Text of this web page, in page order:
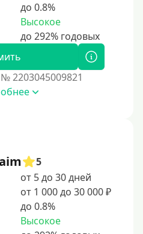
до 0.8%
Высокое
2203045009821
5
от 5 до 30 дней
от 1 000 до 30 000 ₽
до 0.8%
Высокое